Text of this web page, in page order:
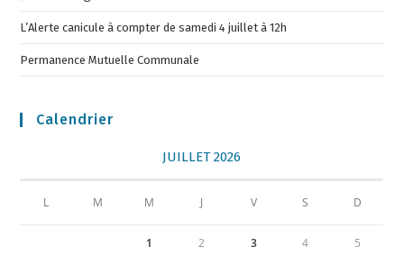
L’Alerte canicule à compter de samedi 4 juillet à 12h
Permanence Mutuelle Communale
Calendrier
JUILLET 2026
L M M J V S D
1 2 3 4 5